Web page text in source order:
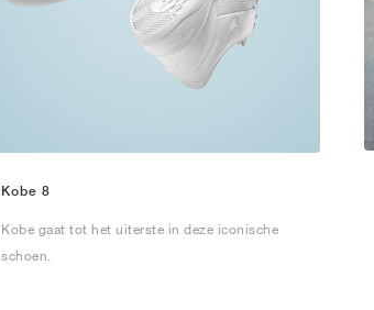
Kobe 8
Kobe gaat tot het uiterste in deze iconische
schoen.